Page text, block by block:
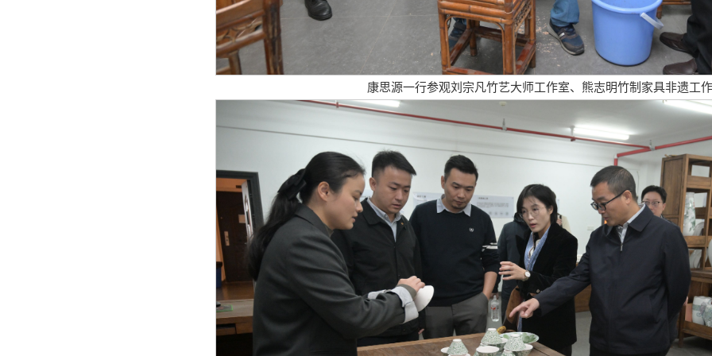
康思源一行参观刘宗凡竹艺大师工作室、熊志明竹制家具非遗工